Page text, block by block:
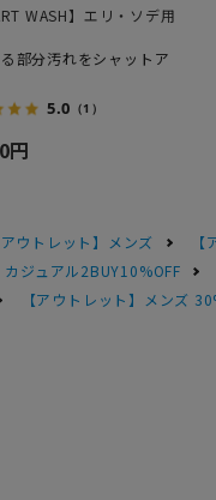
WASH】エリ・ソデ用
部分汚れをシャットア
5.0 （1）
円
アウトレット】メンズ
カジュアル2BUY10%OFF
【アウトレット】メンズ